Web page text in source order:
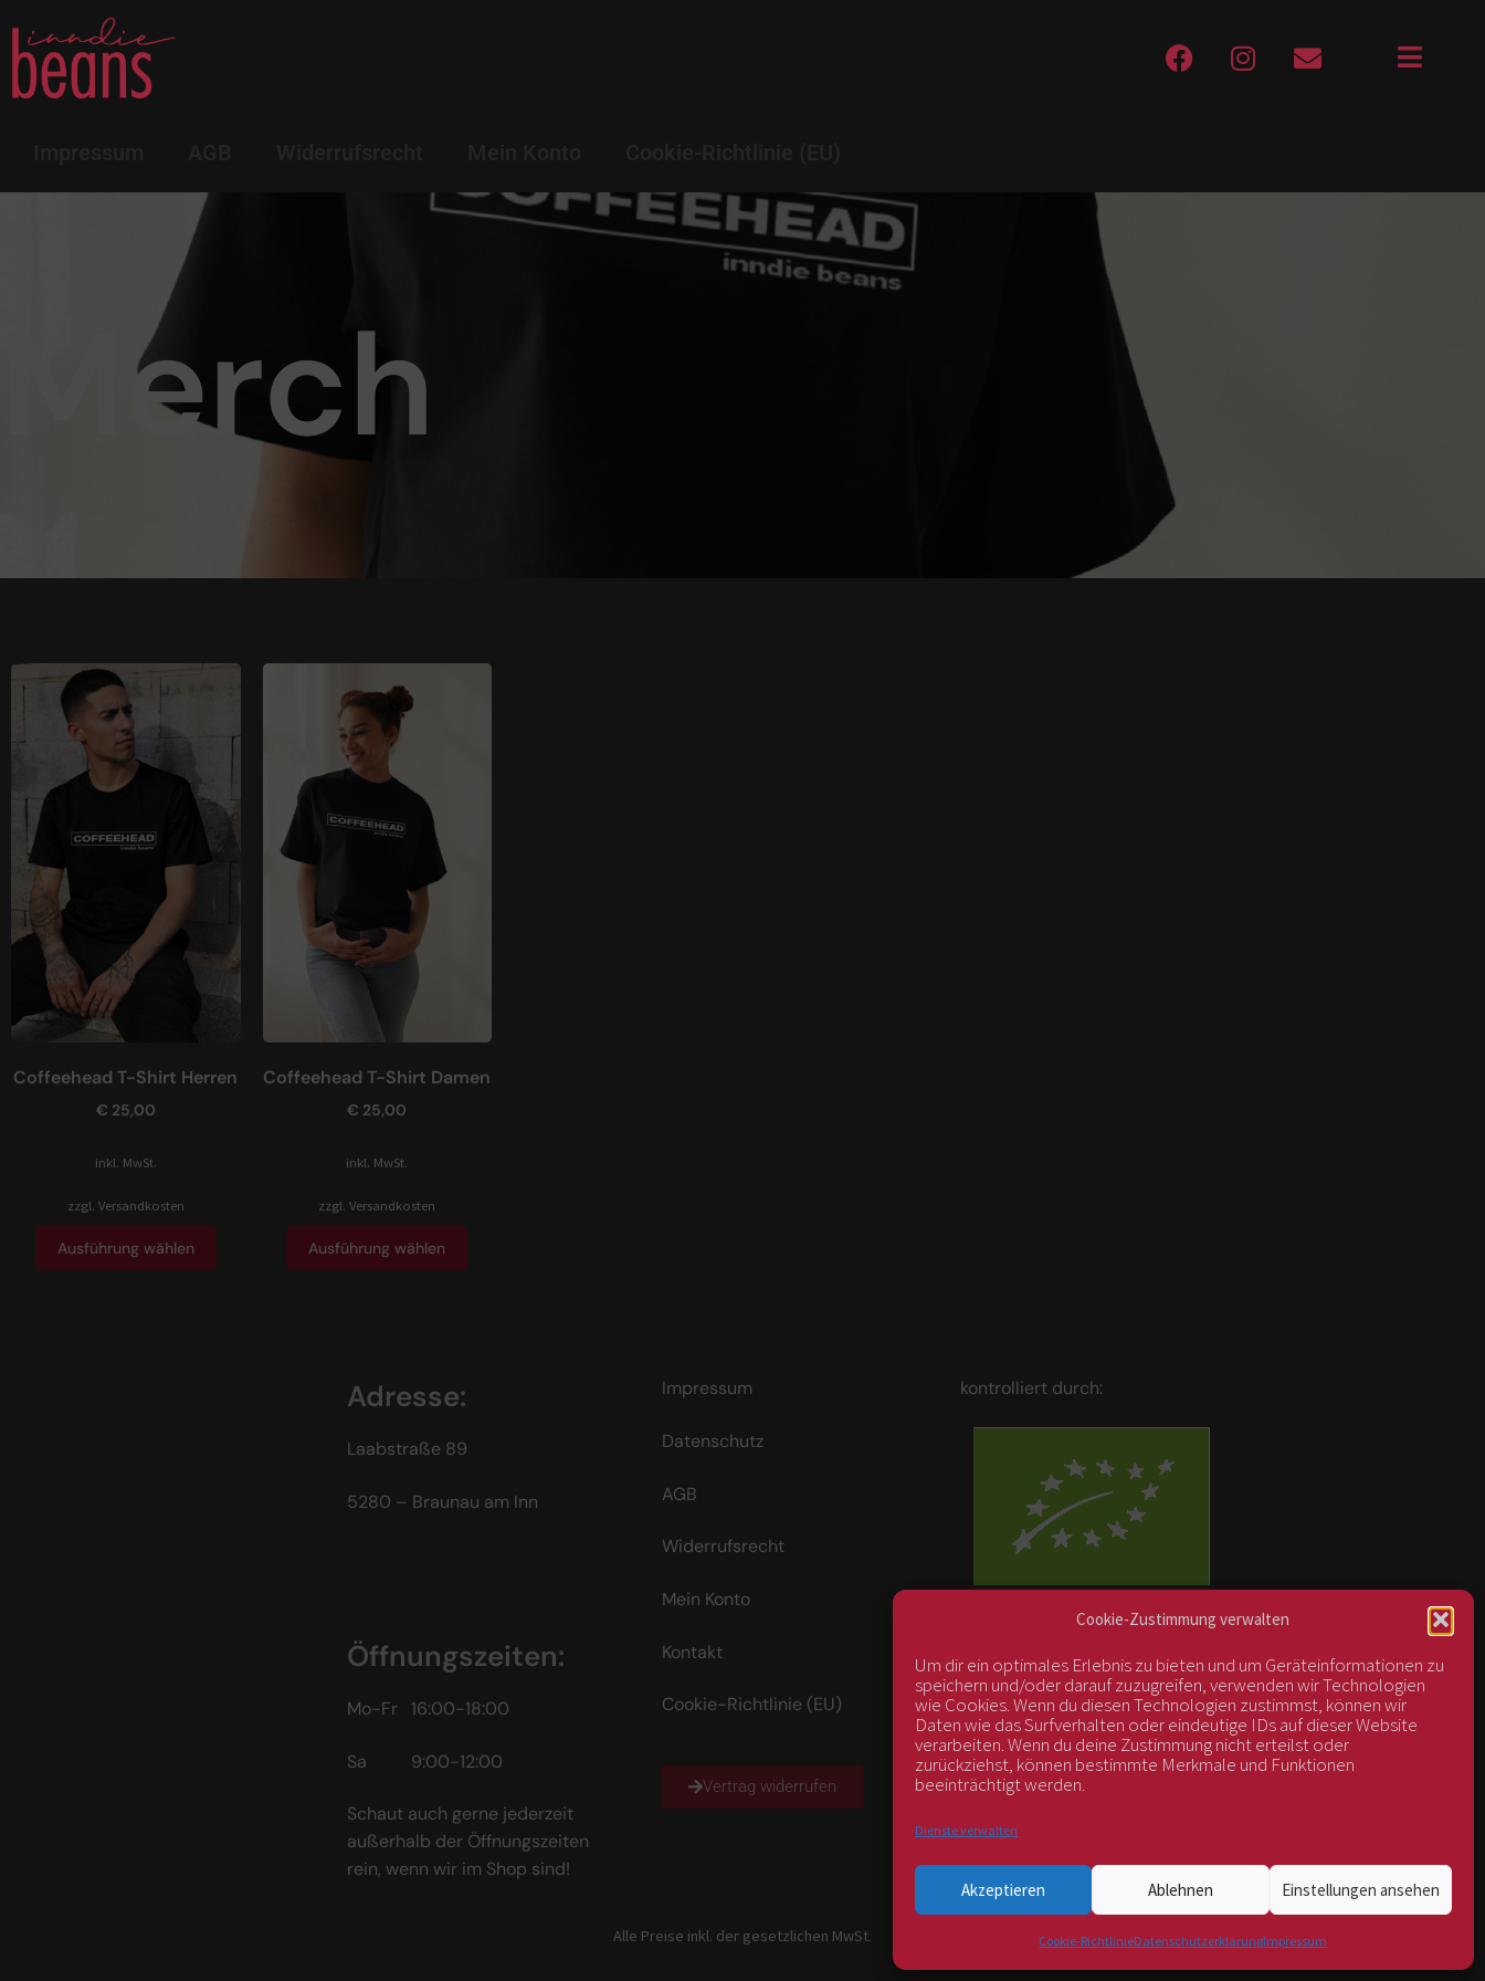
Cookie-Zustimmung verwalten
Um dir ein optimales Erlebnis zu bieten und um Geräteinformationen zu
speichern und/oder darauf zuzugreifen, verwenden wir Technologien
wie Cookies. Wenn du diesen Technologien zustimmst, können wir
Daten wie das Surfverhalten oder eindeutige IDs auf dieser Website
verarbeiten. Wenn du deine Zustimmung nicht erteilst oder
zurückziehst, können bestimmte Merkmale und Funktionen
beeinträchtigt werden.
Dienste verwalten
Akzeptieren Ablehnen Einstellungen ansehen
Cookie-RichtlinieDatenschutzerklärungImpressum
Merch
Coffeehead T-Shirt Herren
€ 25,00
inkl. MwSt.
zzgl. Versandkosten
Ausführung wählen
Coffeehead T-Shirt Damen
€ 25,00
inkl. MwSt.
zzgl.Versandkosten
Ausführung wählen
Adresse:
Laabstraße 89
5280 – Braunau am Inn
Öffnungszeiten:
Mo-Fr 16:00-18:00
Sa 9:00-12:00
Schaut auch gerne jederzeit
außerhalb der Öffnungszeiten
rein, wenn wir im Shop sind!
Impressum
Datenschutz
AGB
Widerrufsrecht
Mein Konto
Kontakt
Cookie-Richtlinie (EU)
Vertrag widerrufen
kontrolliert durch:
Alle Preise inkl. der gesetzlichen MwSt.